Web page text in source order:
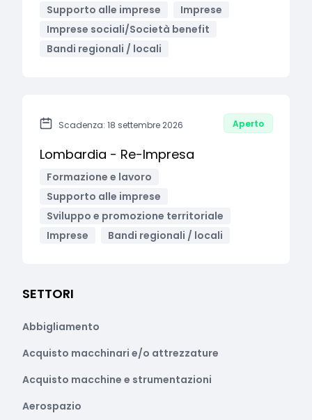
Supporto alle imprese
Imprese
Imprese sociali/Società benefit
Bandi regionali / locali
Scadenza: 18 settembre 2026 Aperto
Lombardia - Re-Impresa
Formazione e lavoro
Supporto alle imprese
Sviluppo e promozione territoriale
Imprese
Bandi regionali / locali
SETTORI
Abbigliamento
Acquisto macchinari e/o attrezzature
Acquisto macchine e strumentazioni
Aerospazio